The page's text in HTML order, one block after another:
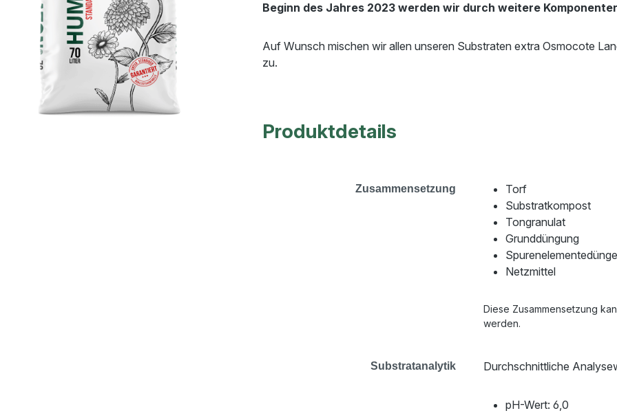
Beginn des Jahres 2023 werden wir durch weitere
Auf Wunsch mischen wir allen unseren Substraten extra Osmocote
zu.
Produktdetails
Zusammensetzung
Torf
Substratkompost
Tongranulat
Grunddüngung
Netzmittel
Diese Zusammensetzung
werden.
Substratanalytik Durchschnittliche
pH-Wert: 6,0